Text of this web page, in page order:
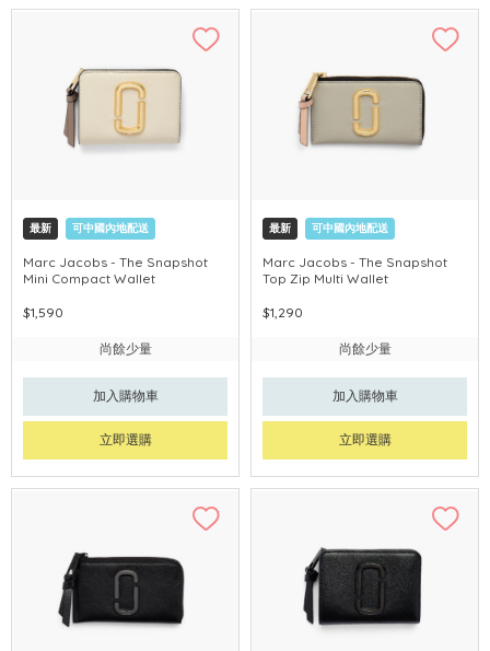
最新 可中國內地配送
Marc Jacobs - The Snapshot
Mini Compact Wallet
$1,590
尚餘少量
加入購物車
立即選購
最新 可中國內地配送
Marc Jacobs - The Snapshot
Top Zip Multi Wallet
$1,290
尚餘少量
加入購物車
立即選購